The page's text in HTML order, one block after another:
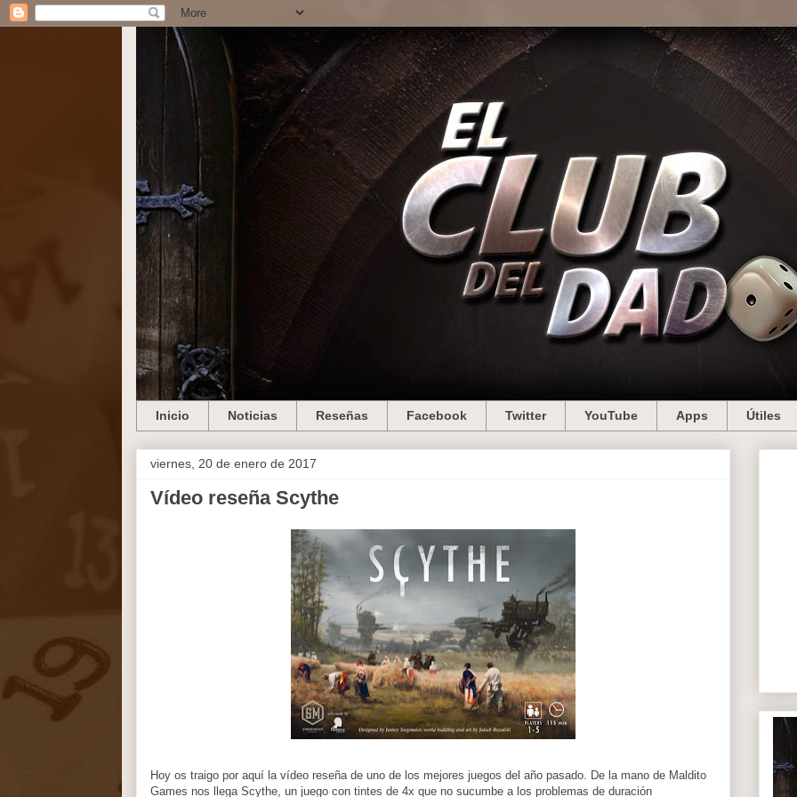
Inicio Noticias Reseñas Facebook Twitter YouTube Apps Útiles
viernes, 20 de enero de 2017
Vídeo reseña Scythe
Hoy os traigo por aquí la vídeo reseña de uno de los mejores juegos del año pasado. De la mano de Maldito
Games nos llega Scythe, un juego con tintes de 4x que no sucumbe a los problemas de duración